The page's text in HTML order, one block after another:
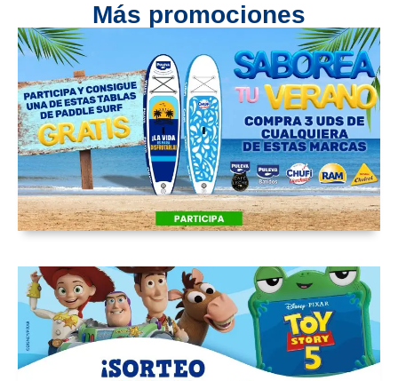
Más promociones